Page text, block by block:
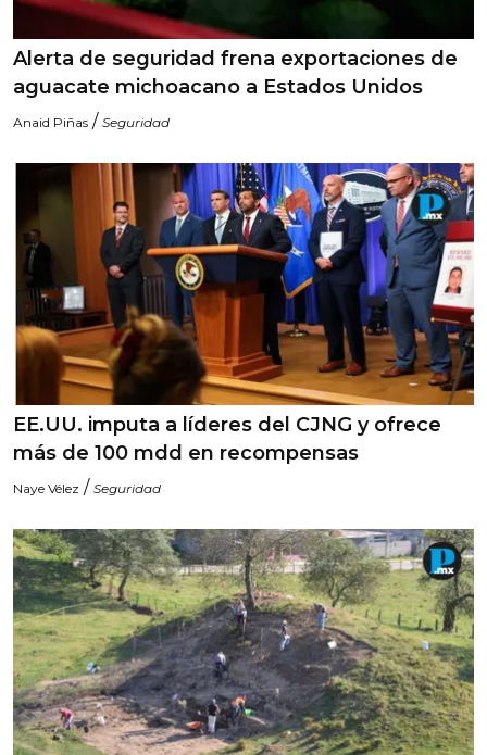
Alerta de seguridad frena exportaciones de
aguacate michoacano a Estados Unidos
Anaid Piñas / Seguridad
EE.UU. imputa a líderes del CJNG y ofrece
más de 100 mdd en recompensas
Naye Vélez / Seguridad